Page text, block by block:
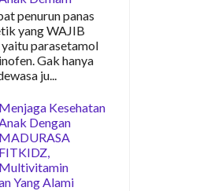
penurun panas
yang WAJIB
parasetamol
Gak hanya
ju...
Menjaga Kesehatan
Dengan
MADURASA
FITKIDZ,
Multivitamin
Yang Alami